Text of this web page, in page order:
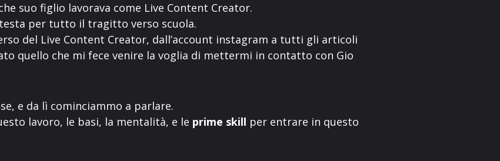
suo figlio lavorava come Live Content Creator.
per tutto il tragitto verso scuola.
del Live Content Creator, dall’account instagram a tutti gli articoli
quello che mi fece venire la voglia di mettermi in contatto con Gio
e da lì cominciammo a parlare.
lavoro, le basi, la mentalità, e le prime skill per entrare in questo